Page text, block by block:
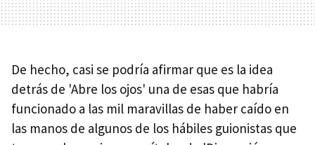
De hecho, casi se podría afirmar que es la idea
detrás de 'Abre los ojos' una de esas que habría
funcionado a las mil maravillas de haber caído en
las manos de algunos de los hábiles guionistas que